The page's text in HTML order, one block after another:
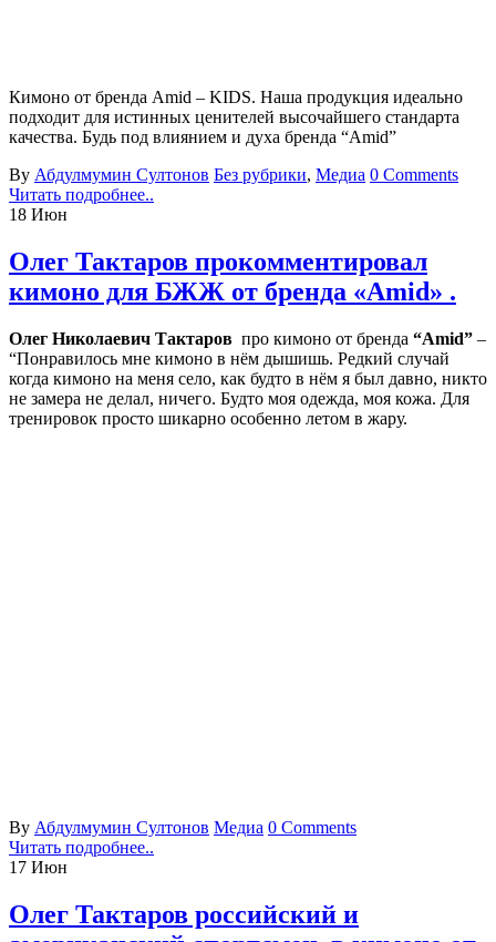
Кимоно от бренда Amid – KIDS. Наша продукция идеально
подходит для истинных ценителей высочайшего стандарта
качества. Будь под влиянием и духа бренда “Amid”
By Абдулмумин Султонов Без рубрики, Медиа 0 Comments
Читать подробнее..
18 Июн
Олег Тактаров прокомментировал
кимоно для БЖЖ от бренда «Amid» .
Олег Николаевич Тактаров про кимоно от бренда “Amid” –
“Понравилось мне кимоно в нём дышишь. Редкий случай
когда кимоно на меня село, как будто в нём я был давно, никто
не замера не делал, ничего. Будто моя одежда, моя кожа. Для
тренировок просто шикарно особенно летом в жару.
By Абдулмумин Султонов Медиа 0 Comments
Читать подробнее..
17 Июн
Олег Тактаров российский и